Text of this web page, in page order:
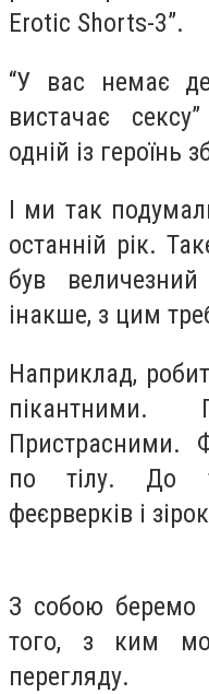
Erotic Shorts-3”.
“У вас немає
вистачає
одній із героїнь
І ми так
останній рік.
був
інакше, з цим
Наприклад,
пікантними.
Пристрасними.
по тілу. До
феєрверків і
З собою беремо
того, з ким
перегляду.